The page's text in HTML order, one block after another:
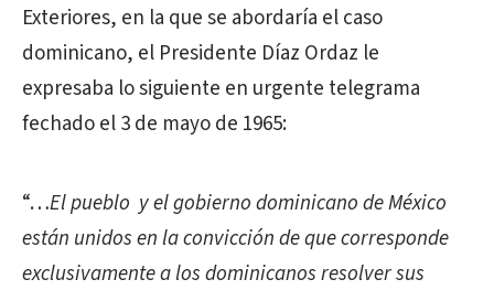
Exteriores, en la que se abordaría el caso
dominicano, el Presidente Díaz Ordaz le
expresaba lo siguiente en urgente telegrama
fechado el 3 de mayo de 1965:
“…El pueblo y el gobierno dominicano de México
están unidos en la convicción de que corresponde
exclusivamente a los dominicanos resolver sus